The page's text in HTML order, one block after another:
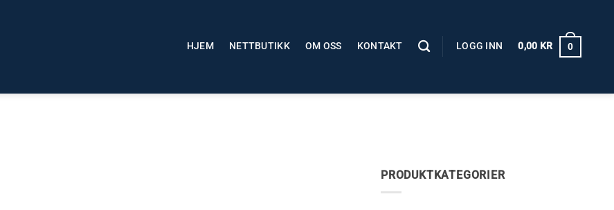
HJEM NETTBUTIKK OM OSS KONTAKT LOGG INN 0,00 KR 0
PRODUKTKATEGORIER